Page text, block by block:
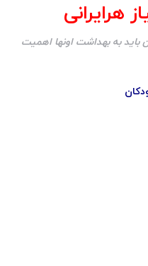
هرایرانی
باید به بهداشت اونها اهمیت